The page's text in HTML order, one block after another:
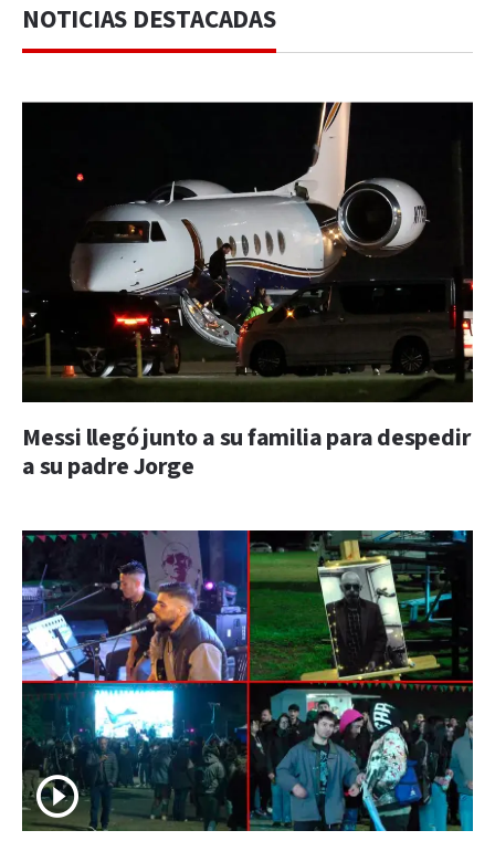
NOTICIAS DESTACADAS
Messi llegó junto a su familia para despedir
a su padre Jorge